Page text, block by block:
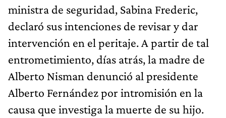
ministra de seguridad, Sabina Frederic,
declaró sus intenciones de revisar y dar
intervención en el peritaje. A partir de tal
entrometimiento, días atrás, la madre de
Alberto Nisman denunció al presidente
Alberto Fernández por intromisión en la
causa que investiga la muerte de su hijo.